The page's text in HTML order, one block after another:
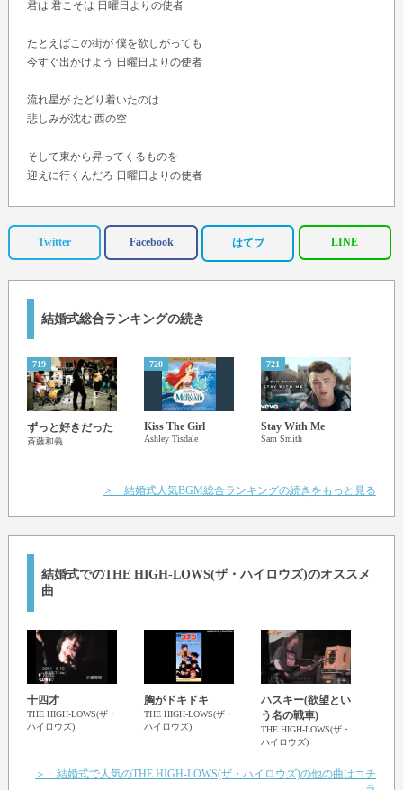
君は 君こそは 日曜日よりの使者
たとえばこの街が 僕を欲しがっても
今すぐ出かけよう 日曜日よりの使者
流れ星が たどり着いたのは
悲しみが沈む 西の空
そして東から昇ってくるものを
迎えに行くんだろ 日曜日よりの使者
Twitter Facebook はてブ LINE
結婚式総合ランキングの続き
719
ずっと好きだった
斉藤和義
720
Kiss The Girl
Ashley Tisdale
721
Stay With Me
Sam Smith
＞ 結婚式人気BGM総合ランキングの続きをもっと見る
結婚式でのTHE HIGH-LOWS(ザ・ハイロウズ)のオススメ
曲
十四才
THE HIGH-LOWS(ザ・
ハイロウズ)
胸がドキドキ
THE HIGH-LOWS(ザ・
ハイロウズ)
ハスキー(欲望とい
う名の戦車)
THE HIGH-LOWS(ザ・
ハイロウズ)
＞ 結婚式で人気のTHE HIGH-LOWS(ザ・ハイロウズ)の他の曲はコチ